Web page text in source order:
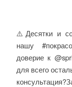
⚠️Десятки и
нашу
доверие к
для всего